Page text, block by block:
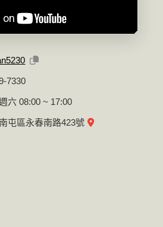
7330
六 08:00 ~ 17:00
屯區永春南路423號